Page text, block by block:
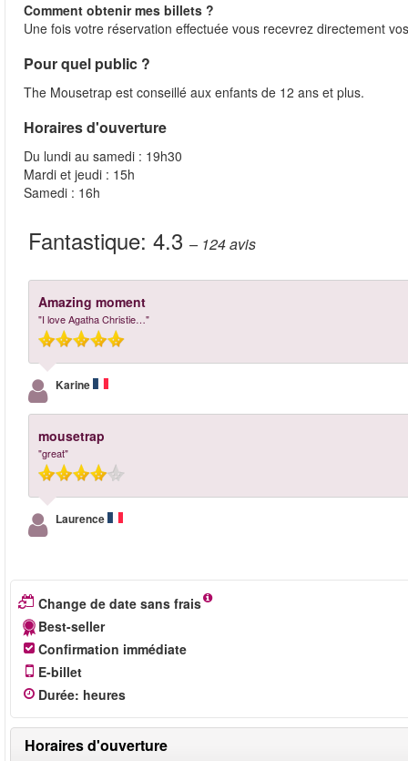
Comment obtenir mes billets ?
Une fois votre réservation effectuée vous recevrez directement
Pour quel public ?
The Mousetrap est conseillé aux enfants de 12 ans et plus.
Horaires d'ouverture
Du lundi au samedi : 19h30
Mardi et jeudi : 15h
Samedi : 16h
Fantastique: 4.3 – 124avis
Amazing moment
"I love Agatha Christie…"
Karine
mousetrap
"great"
Laurence
Change de date sans frais
Best-seller
Confirmation immédiate
E-billet
Durée: heures
Horaires d'ouverture